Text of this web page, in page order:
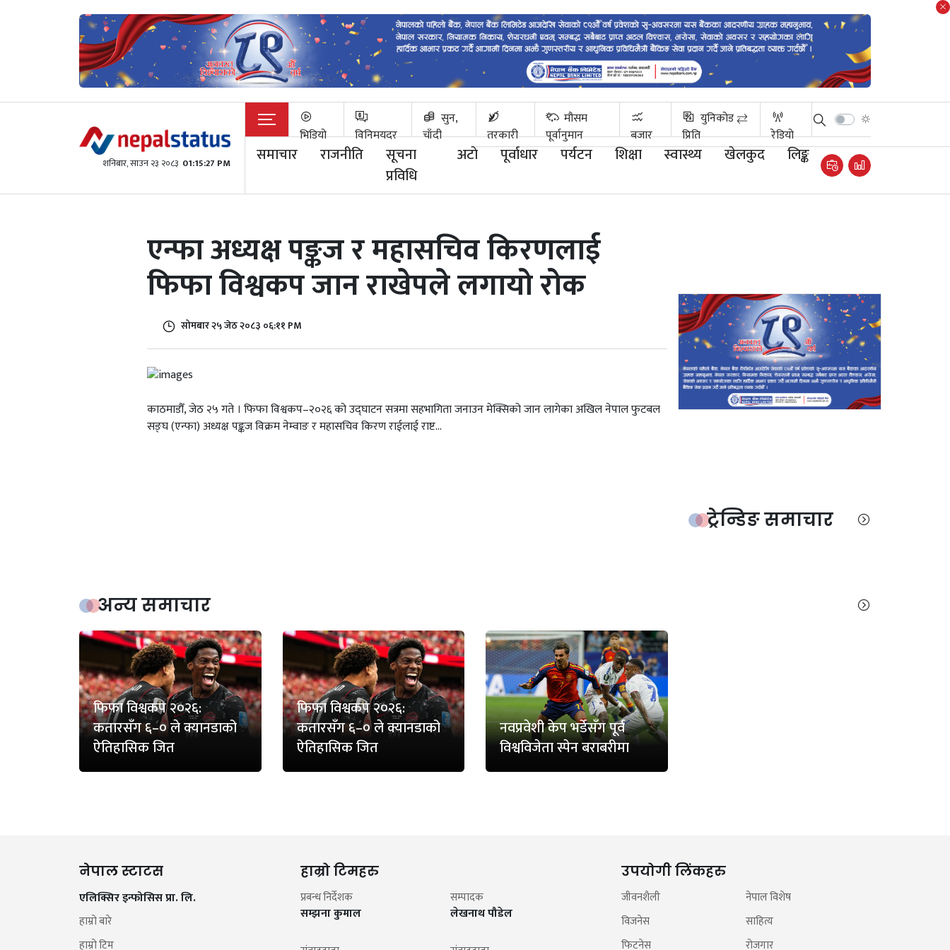
शनिबार, साउन २३ २०८३ 01:15:27 PM
भिडियो विनिमयदर
सुन,
चाँदी
तरकारी
मौसम
पूर्वानुमान
बजार
युनिकोड ⇄
प्रिति
रेडियो
समाचार राजनीति
सूचना
प्रविधि
अटाे पूर्वाधार पर्यटन शिक्षा स्वास्थ्य खेलकुद लिङ्क
एन्फा अध्यक्ष पङ्कज र महासचिव किरणलाई
फिफा विश्वकप जान राखेपले लगायो रोक
सोमबार २५ जेठ २०८३ ०६:११ PM
काठमाडौँ, जेठ २५ गते । फिफा विश्वकप–२०२६ को उद्घाटन सत्रमा सहभागिता जनाउन मेक्सिको जान लागेका अखिल नेपाल फुटबल
सङ्घ (एन्फा) अध्यक्ष पङ्कज विक्रम नेम्वाङ र महासचिव किरण राईलाई राष्ट...
ट्रेन्डिङ समाचार
अन्य समाचार
फिफा विश्वकप २०२६:
कतारसँग ६–० ले क्यानडाको
ऐतिहासिक जित
फिफा विश्वकप २०२६:
कतारसँग ६–० ले क्यानडाको
ऐतिहासिक जित
नवप्रवेशी केप भर्डेसँग पूर्व
विश्वविजेता स्पेन बराबरीमा
नेपाल स्टाटस
एलिक्सिर इन्फोसिस प्रा. लि.
हाम्रो बारे
हाम्रो टिम
हाम्रो टिमहरु
प्रबन्ध निर्देशक
सम्झना कुमाल
सम्पादक
लेखनाथ पौडेल
उपयोगी लिंकहरु
जीवनशैली
नेपाल विशेष
विजनेस
साहित्य
फिटनेस
रोजगार